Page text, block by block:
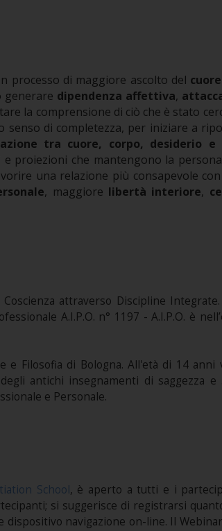
processo di maggiore ascolto del cuore
generare dipendenza affettiva,
la comprensione di ciò che è stato
senso di completezza, per iniziare a
tra cuore, corpo, desiderio e
proiezioni che mantengono la
una relazione più consapevole
, maggiore libertà interiore,
attraverso Discipline
A.I.P.O. n° 1197 - A.I.P.O. è
e Filosofia di Bologna. All'età di 14
antichi insegnamenti di saggezza
e Personale.
School, è aperto a tutti e i
si suggerisce di registrarsi
navigazione on-line. Il